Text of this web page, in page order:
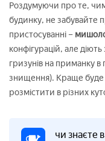
Роздумуючи про те,
будинку, не забувайте
пристосуванні –
конфігурацій, але
гризунів на приманку в
знищення). Краще буде
розмістити в різних
чи знаєте